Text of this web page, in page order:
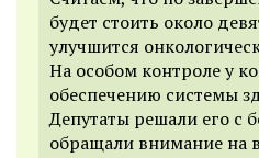
будет стоить около
улучшится
На особом контроле у
обеспечению системы
Депутаты решали его с
обращали внимание на